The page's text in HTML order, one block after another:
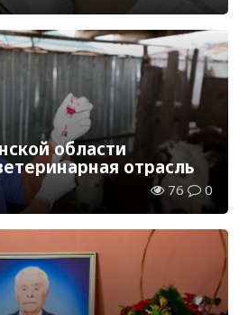
области
отрасль
76 0